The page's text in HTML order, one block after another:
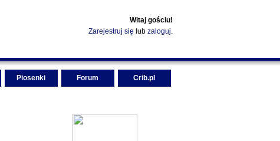
Witaj gościu!
Zarejestruj się lub zaloguj.
Piosenki Forum Crib.pl